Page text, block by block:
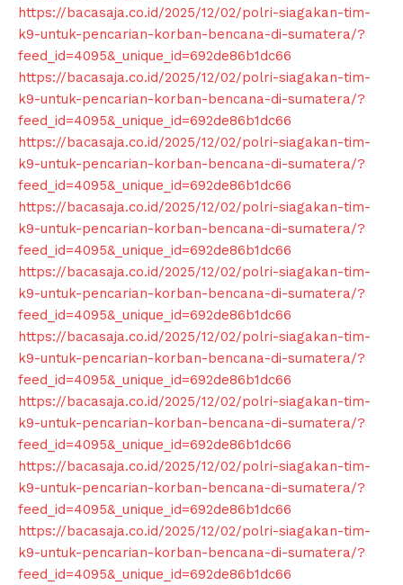
https://bacasaja.co.id/2025/12/02/polri-siagakan-tim-
k9-untuk-pencarian-korban-bencana-di-sumatera/?
feed_id=4095&_unique_id=692de86b1dc66
https://bacasaja.co.id/2025/12/02/polri-siagakan-tim-
k9-untuk-pencarian-korban-bencana-di-sumatera/?
feed_id=4095&_unique_id=692de86b1dc66
https://bacasaja.co.id/2025/12/02/polri-siagakan-tim-
k9-untuk-pencarian-korban-bencana-di-sumatera/?
feed_id=4095&_unique_id=692de86b1dc66
https://bacasaja.co.id/2025/12/02/polri-siagakan-tim-
k9-untuk-pencarian-korban-bencana-di-sumatera/?
feed_id=4095&_unique_id=692de86b1dc66
https://bacasaja.co.id/2025/12/02/polri-siagakan-tim-
k9-untuk-pencarian-korban-bencana-di-sumatera/?
feed_id=4095&_unique_id=692de86b1dc66
https://bacasaja.co.id/2025/12/02/polri-siagakan-tim-
k9-untuk-pencarian-korban-bencana-di-sumatera/?
feed_id=4095&_unique_id=692de86b1dc66
https://bacasaja.co.id/2025/12/02/polri-siagakan-tim-
k9-untuk-pencarian-korban-bencana-di-sumatera/?
feed_id=4095&_unique_id=692de86b1dc66
https://bacasaja.co.id/2025/12/02/polri-siagakan-tim-
k9-untuk-pencarian-korban-bencana-di-sumatera/?
feed_id=4095&_unique_id=692de86b1dc66
https://bacasaja.co.id/2025/12/02/polri-siagakan-tim-
k9-untuk-pencarian-korban-bencana-di-sumatera/?
feed_id=4095&_unique_id=692de86b1dc66